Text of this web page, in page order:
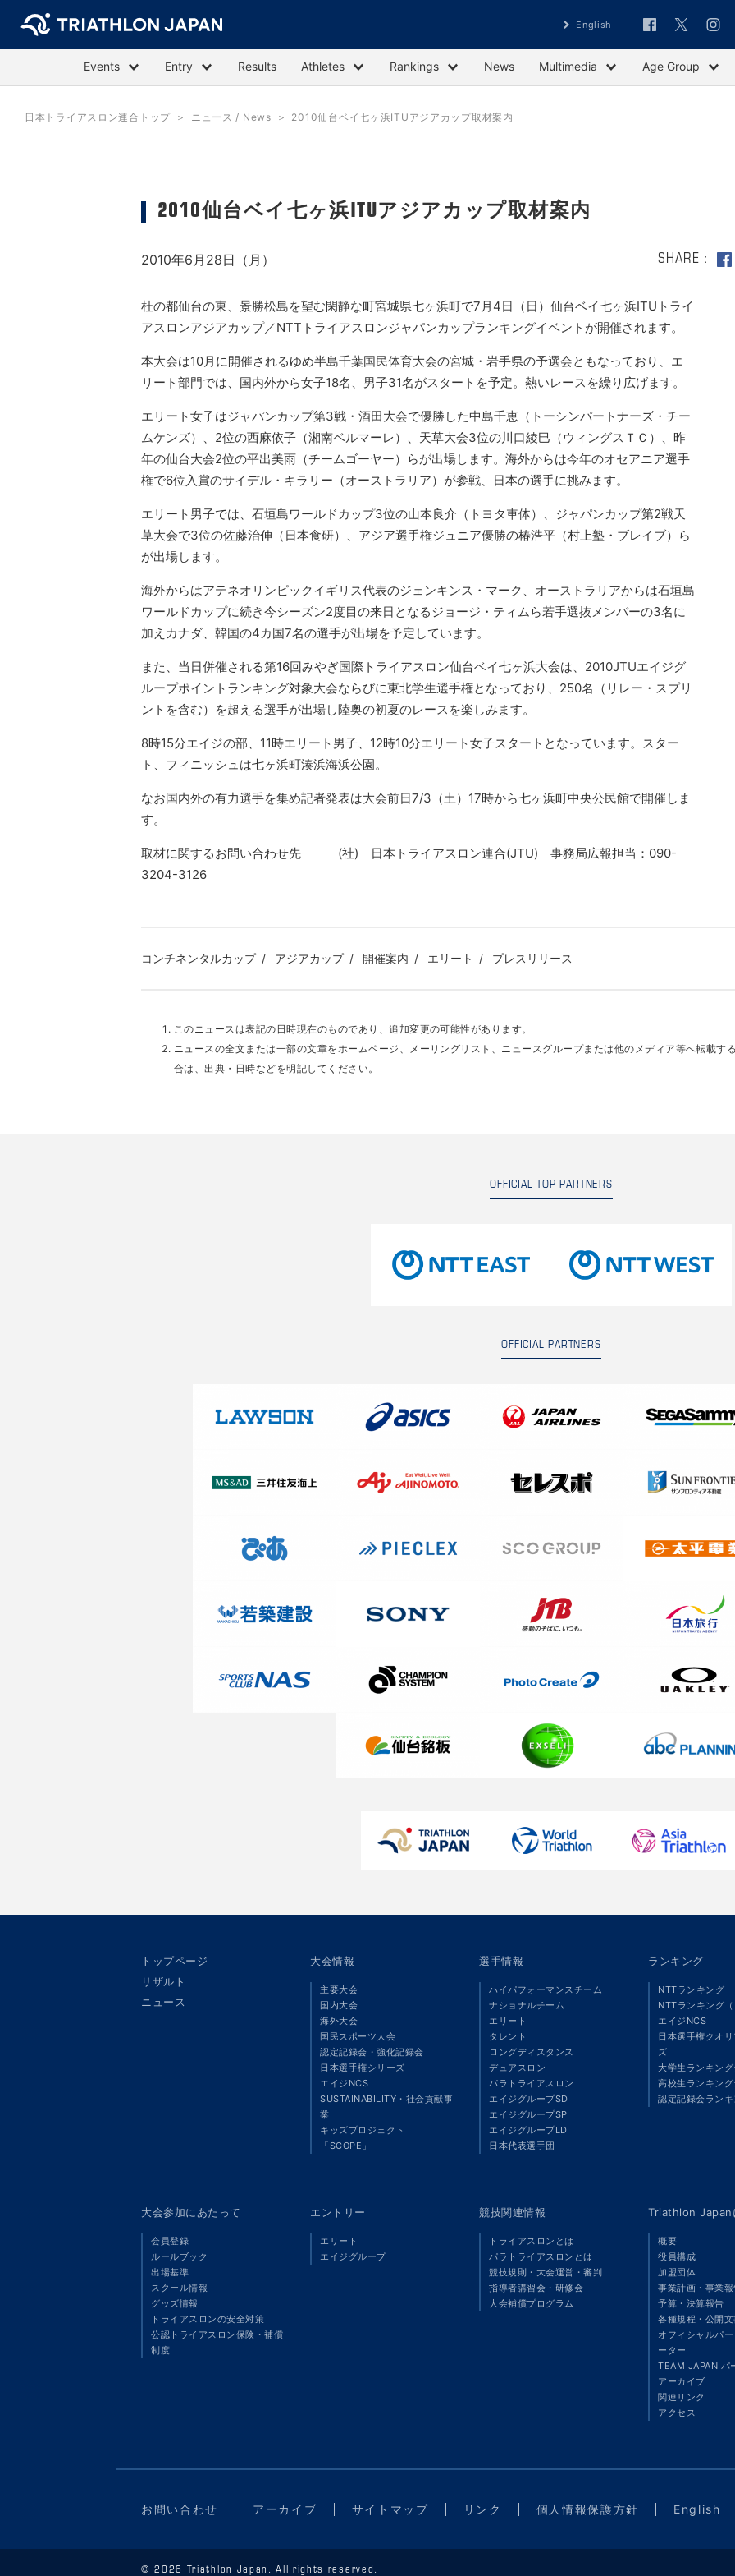
English
Events Entry Results Athletes Rankings News Multimedia Age Group
日本トライアスロン連合トップ ニュース / News 2010仙台ベイ七ヶ浜ITUアジアカップ取材案内
2010仙台ベイ七ヶ浜ITUアジアカップ取材案内
2010年6月28日（月） SHARE
杜の都仙台の東、景勝松島を望む閑静な町宮城県七ヶ浜町で7月4日（日）仙台ベイ七ヶ浜ITUトライ
アスロンアジアカップ／NTTトライアスロンジャパンカップランキングイベントが開催されます。
本大会は10月に開催されるゆめ半島千葉国民体育大会の宮城・岩手県の予選会ともなっており、エ
リート部門では、国内外から女子18名、男子31名がスタートを予定。熱いレースを繰り広げます。
エリート女子はジャパンカップ第3戦・酒田大会で優勝した中島千恵（トーシンパートナーズ・チー
ムケンズ）、2位の西麻依子（湘南ベルマーレ）、天草大会3位の川口綾巳（ウィングスＴＣ）、昨
年の仙台大会2位の平出美雨（チームゴーヤー）らが出場します。海外からは今年のオセアニア選手
権で6位入賞のサイデル・キラリー（オーストラリア）が参戦、日本の選手に挑みます。
エリート男子では、石垣島ワールドカップ3位の山本良介（トヨタ車体）、ジャパンカップ第2戦天
草大会で3位の佐藤治伸（日本食研）、アジア選手権ジュニア優勝の椿浩平（村上塾・ブレイブ）ら
が出場します。
海外からはアテネオリンピックイギリス代表のジェンキンス・マーク、オーストラリアからは石垣島
ワールドカップに続き今シーズン2度目の来日となるジョージ・ティムら若手選抜メンバーの3名に
加えカナダ、韓国の4カ国7名の選手が出場を予定しています。
また、当日併催される第16回みやぎ国際トライアスロン仙台ベイ七ヶ浜大会は、2010JTUエイジグ
ループポイントランキング対象大会ならびに東北学生選手権となっており、250名（リレー・スプリ
ントを含む）を超える選手が出場し陸奥の初夏のレースを楽しみます。
8時15分エイジの部、11時エリート男子、12時10分エリート女子スタートとなっています。スター
ト、フィニッシュは七ヶ浜町湊浜海浜公園。
なお国内外の有力選手を集め記者発表は大会前日7/3（土）17時から七ヶ浜町中央公民館で開催しま
す。
取材に関するお問い合わせ先 (社) 日本トライアスロン連合(JTU) 事務局広報担当：090-
3204-3126
コンチネンタルカップ アジアカップ 開催案内 エリート プレスリリース
このニュースは表記の日時現在のものであり、追加変更の可能性があります。
ニュースの全文または一部の文章をホームページ、メーリングリスト、ニュースグループまたは他のメディア等へ転載す
合は、出典・日時などを明記してください。
OFFICIAL TOP PARTNERS
OFFICIAL PARTNERS
トップページ
リザルト
ニュース
大会情報
主要大会
国内大会
海外大会
国民スポーツ大会
認定記録会・強化記録会
日本選手権シリーズ
エイジNCS
SUSTAINABILITY・社会貢献事
業
キッズプロジェクト
「SCOPE」
選手情報
ハイパフォーマンスチーム
ナショナルチーム
エリート
タレント
ロングディスタンス
デュアスロン
パラトライアスロン
エイジグループSD
エイジグループSP
エイジグループLD
日本代表選手団
ランキング
NTTランキング
NTTランキング
エイジNCS
日本選手権クオ
ズ
大学生ランキン
高校生ランキン
認定記録会ラン
大会参加にあたって
会員登録
ルールブック
出場基準
スクール情報
グッズ情報
トライアスロンの安全対策
公認トライアスロン保険・補償
制度
エントリー
エリート
エイジグループ
競技関連情報
トライアスロンとは
パラトライアスロンとは
競技規則・大会運営・審判
指導者講習会・研修会
大会補償プログラム
Triathlon Japan
概要
役員構成
加盟団体
事業計画・事業
予算・決算報告
各種規程・公開
オフィシャルパ
ーター
TEAM JAPAN パ
アーカイブ
関連リンク
アクセス
お問い合わせ アーカイブ サイトマップ リンク 個人情報保護方針 English
© 2026 Triathlon Japan. All rights reserved.